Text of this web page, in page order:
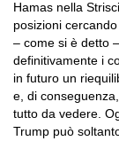
Hamas nella
posizioni
– come si è detto
definitivamente i
in futuro un
e, di
tutto da vedere.
Trump può